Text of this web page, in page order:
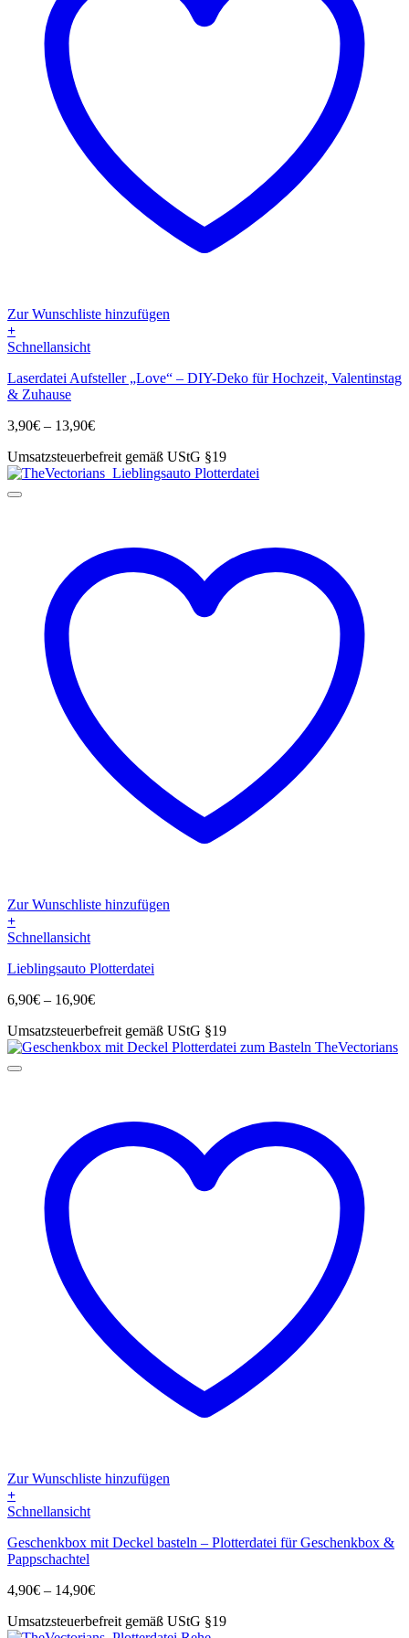
Zur Wunschliste hinzufügen
+
Dieses
weist
mehrere
auf.
Optionen
können
auf
Schnellansicht
Laserdatei Aufsteller „Love“ – DIY-Deko für Hochzeit, Valentinstag
& Zuhause
3,90€ – 13,90€Preisspanne:
bis
13,90€
Umsatzsteuerbefreit gemäß UStG §19
Zur Wunschliste hinzufügen
+
Dieses
weist
Varianten
Die
Optionen
können
Schnellansicht
Lieblingsauto Plotterdatei
6,90€ – 16,90€Preisspanne:
bis
16,90€
Umsatzsteuerbefreit gemäß UStG §19
Zur Wunschliste hinzufügen
+
Dieses
weist
mehrere
auf.
Optionen
Schnellansicht
Geschenkbox mit Deckel basteln – Plotterdatei für Geschenkbox &
Pappschachtel
4,90€ – 14,90€Preisspanne:
bis
Umsatzsteuerbefreit gemäß UStG §19